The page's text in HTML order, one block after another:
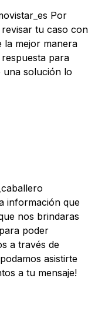
Por
tu caso con
la mejor manera
para
solución lo
información que
nos brindaras
poder
a través de
asistirte
a tu mensaje!